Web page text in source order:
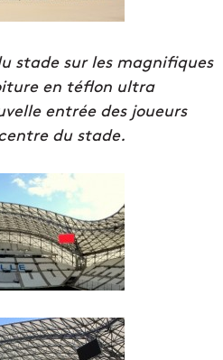
stade sur les magnifiques
en téflon ultra
entrée des joueurs
du stade.